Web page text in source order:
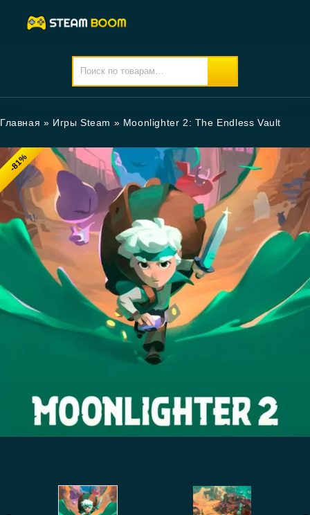
Главная » Игры Steam » Moonlighter 2: The Endless Vault
-81%